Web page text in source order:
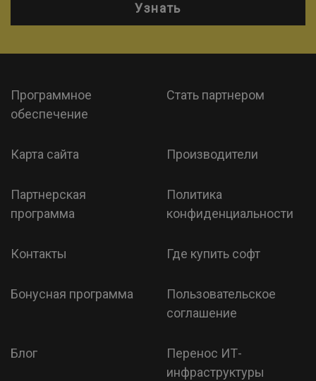
Узнать
Программное
обеспечение
Стать партнером
Карта сайта Производители
Партнерская
программа
Политика
конфиденциальности
Контакты Где купить софт
Бонусная программа
Пользовательское
соглашение
Блог
Перенос ИТ-
инфраструктуры